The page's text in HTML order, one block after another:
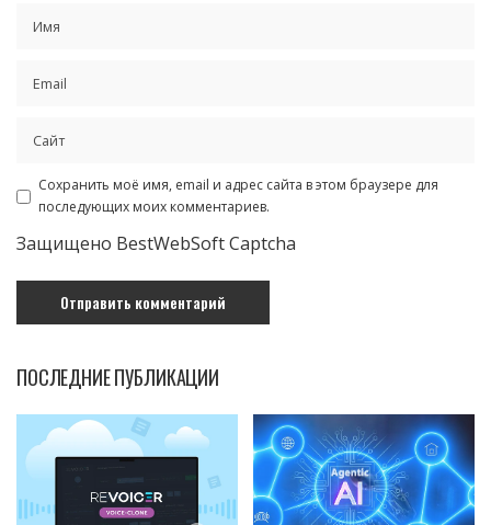
Сохранить моё имя, email и адрес сайта в этом браузере для
последующих моих комментариев.
Защищено BestWebSoft Captcha
ПОСЛЕДНИЕ ПУБЛИКАЦИИ